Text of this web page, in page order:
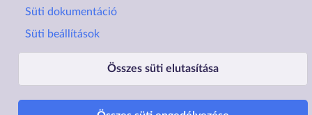
Süti dokumentáció
Süti beállítások
Összes süti elutasítása